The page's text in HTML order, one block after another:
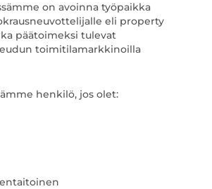
on avoinna työpaikka
eli property
päätoimeksi tulevat
toimitilamarkkinoilla
henkilö, jos olet: